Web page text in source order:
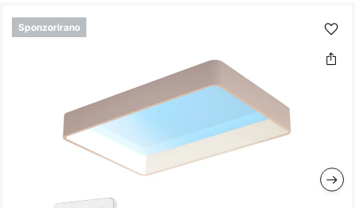
Sponzorirano
Skip
to